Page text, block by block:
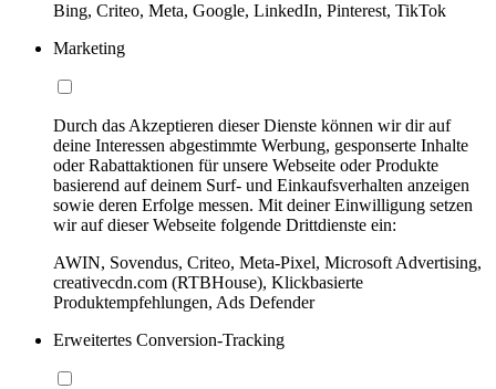
Bing, Criteo, Meta, Google, LinkedIn, Pinterest, TikTok
Marketing
Durch das Akzeptieren dieser Dienste können wir dir auf
deine Interessen abgestimmte Werbung, gesponserte Inhalte
oder Rabattaktionen für unsere Webseite oder Produkte
basierend auf deinem Surf- und Einkaufsverhalten anzeigen
sowie deren Erfolge messen. Mit deiner Einwilligung setzen
wir auf dieser Webseite folgende Drittdienste ein:
AWIN, Sovendus, Criteo, Meta-Pixel, Microsoft Advertising,
creativecdn.com (RTBHouse), Klickbasierte
Produktempfehlungen, Ads Defender
Erweitertes Conversion-Tracking